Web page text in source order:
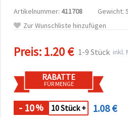
und
Sie können
Cookies
akzeptieren,
oder Ihre
Auswahl in
individuell
festlegen.
Artikelnummer: 411708
Gewicht:
Zur Wunschliste hinzufügen
Preis:1.20 € 1-9 Stück inkl.
RABATTE
FÜR MENGE
- 10% 10 Stück + 1.08 €